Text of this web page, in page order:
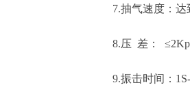
7.抽气速度：达
8.压 差：
9.振击时间：